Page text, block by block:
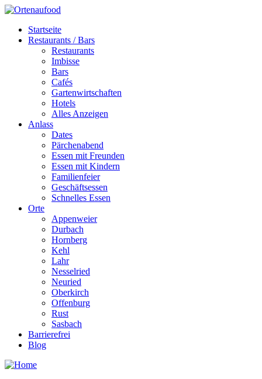
Startseite
Restaurants / Bars
Restaurants
Imbisse
Bars
Cafés
Gartenwirtschaften
Hotels
Alles Anzeigen
Anlass
Dates
Pärchenabend
Essen mit Freunden
Essen mit Kindern
Familienfeier
Geschäftsessen
Schnelles Essen
Orte
Appenweier
Durbach
Hornberg
Kehl
Lahr
Nesselried
Neuried
Oberkirch
Offenburg
Rust
Sasbach
Barrierefrei
Blog